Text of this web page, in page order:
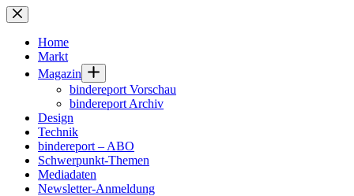
Zum
Inhalt
springenHome
Markt
Magazin
bindereport Vorschau
bindereport Archiv
Design
Technik
bindereport – ABO
Schwerpunkt-Themen
Mediadaten
Newsletter-Anmeldung